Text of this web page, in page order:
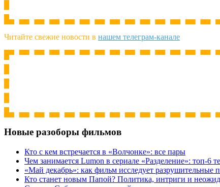
Читайте свежие новости в нашем телеграм-канале
Новые разоборы фильмов
Кто с кем встречается в «Волчонке»: все пары
Чем занимается Lumon в сериале «Разделение»: топ-6
«Май декабрь»: как фильм исследует разрушительные
Кто станет новым Папой? Политика, интриги и